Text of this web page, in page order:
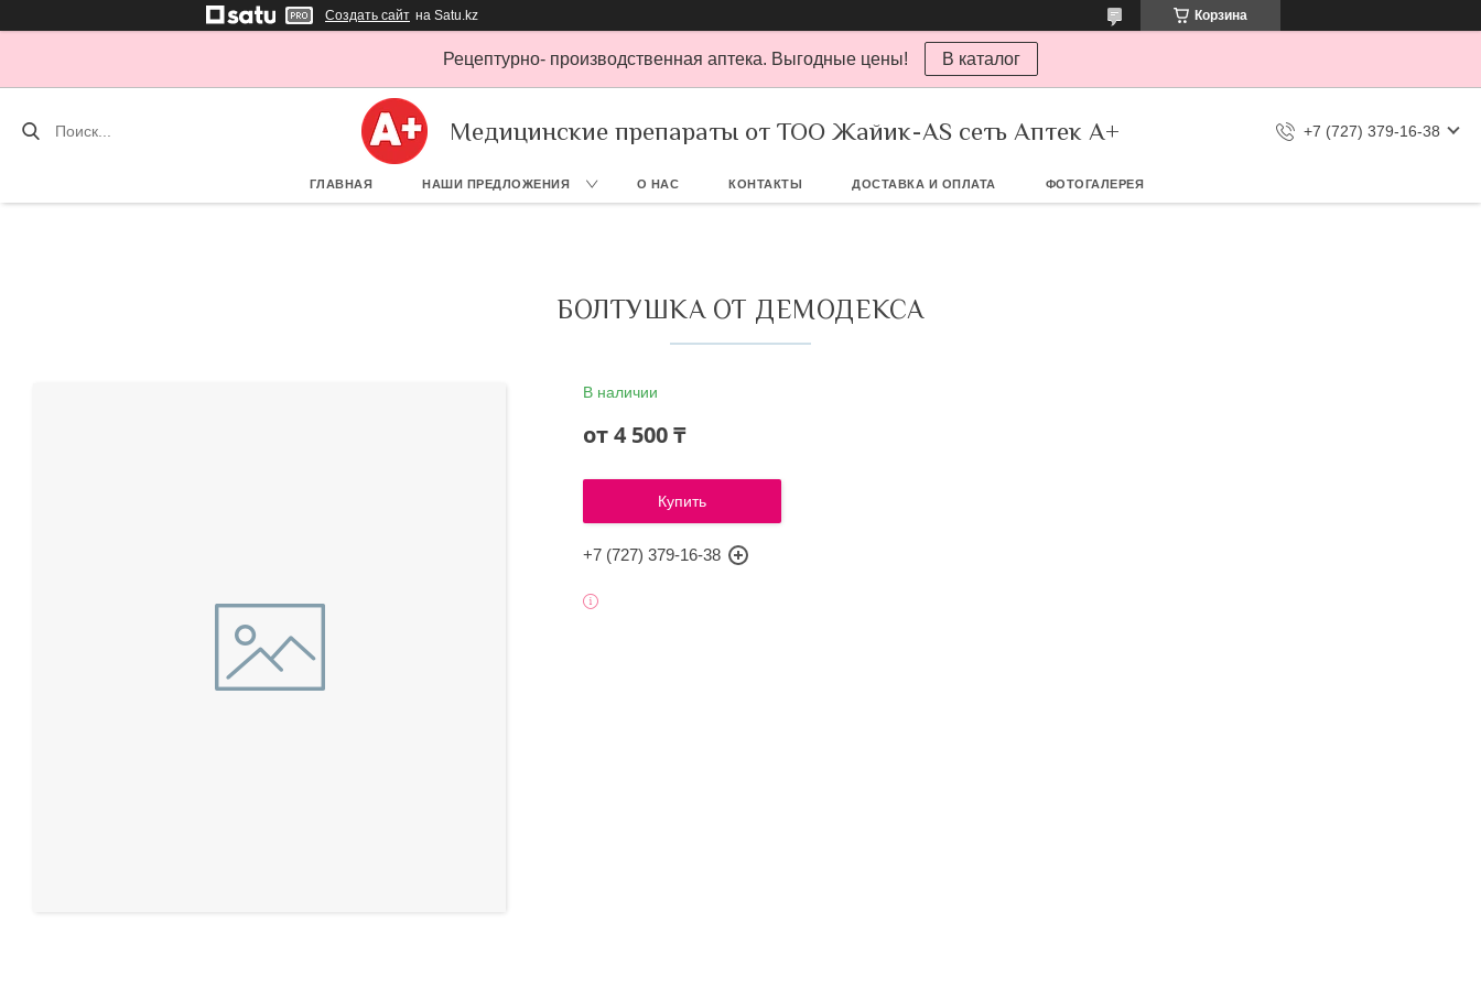
Создать сайт на Satu.kz Корзина
Рецептурно- производственная аптека. Выгодные цены! В каталог
Медицинские препараты от ТОО Жайик-AS сеть Аптек А+ +7 (727) 379-16-38
ГЛАВНАЯ НАШИ ПРЕДЛОЖЕНИЯ О НАС КОНТАКТЫ ДОСТАВКА И ОПЛАТА ФОТОГАЛЕРЕЯ
БОЛТУШКА ОТ ДЕМОДЕКСА
В наличии
от4 500 ₸
Купить
+7 (727) 379-16-38